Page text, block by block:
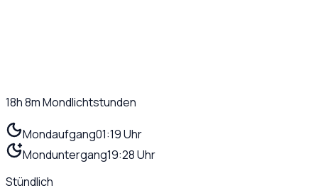
18h 8mMondlichtstunden
Mondaufgang01:19 Uhr
Monduntergang19:28 Uhr
Stündlich